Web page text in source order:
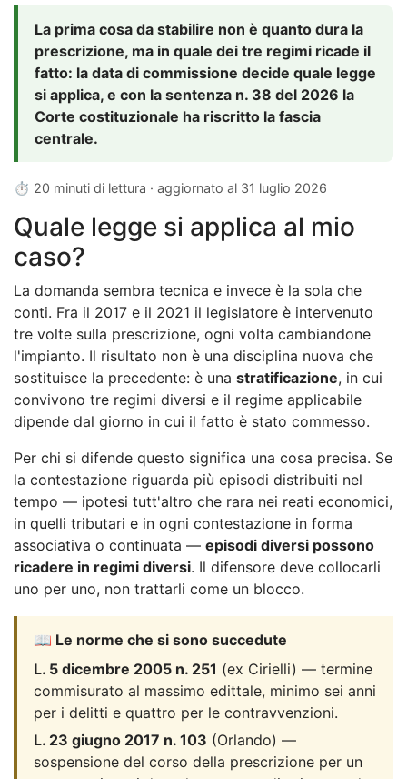
La prima cosa da stabilire non è quanto dura la
prescrizione, ma in quale dei tre regimi ricade il
fatto: la data di commissione decide quale legge
si applica, e con la sentenza n. 38 del 2026 la
Corte costituzionale ha riscritto la fascia
centrale.
⏱ 20 minuti di lettura · aggiornato al 31 luglio 2026
Quale legge si applica al mio
caso?
La domanda sembra tecnica e invece è la sola che
conti. Fra il 2017 e il 2021 il legislatore è intervenuto
tre volte sulla prescrizione, ogni volta cambiandone
l'impianto. Il risultato non è una disciplina nuova che
sostituisce la precedente: è una stratificazione, in cui
convivono tre regimi diversi e il regime applicabile
dipende dal giorno in cui il fatto è stato commesso.
Per chi si difende questo significa una cosa precisa. Se
la contestazione riguarda più episodi distribuiti nel
tempo — ipotesi tutt'altro che rara nei reati economici,
in quelli tributari e in ogni contestazione in forma
associativa o continuata — episodi diversi possono
ricadere in regimi diversi. Il difensore deve collocarli
uno per uno, non trattarli come un blocco.
📖 Le norme che si sono succedute
L. 5 dicembre 2005 n. 251 (ex Cirielli) — termine
commisurato al massimo edittale, minimo sei anni
per i delitti e quattro per le contravvenzioni.
L. 23 giugno 2017 n. 103 (Orlando) —
sospensione del corso della prescrizione per un